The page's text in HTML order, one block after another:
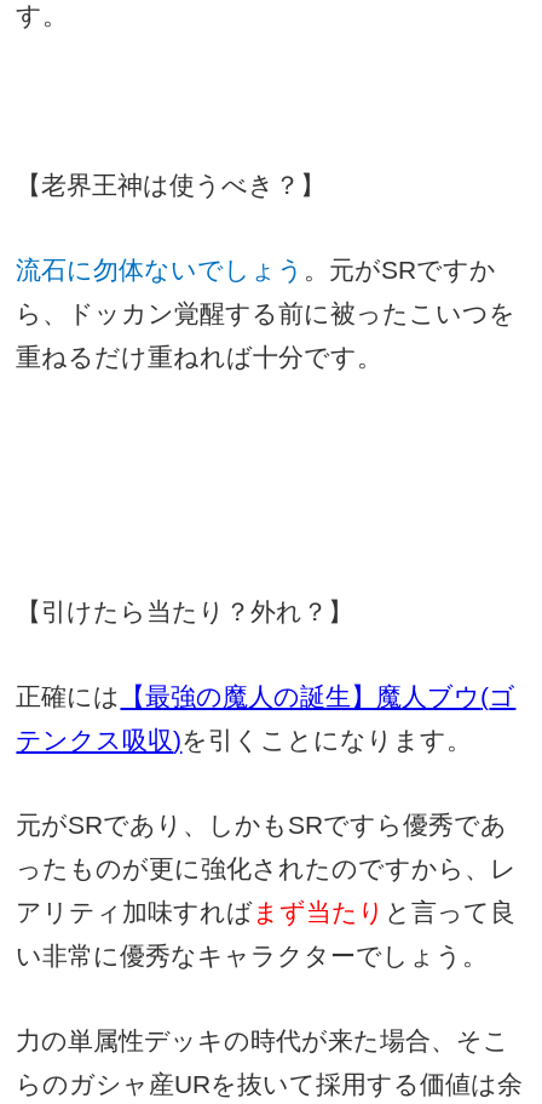
す。
【老界王神は使うべき？】
流石に勿体ないでしょう 。元がSRですか
ら、ドッカン覚醒する前に被ったこいつを
重ねるだけ重ねれば十分です。
【引けたら当たり？外れ？】
正確には 【最強の魔人の誕生】魔人ブウ (ゴ
テンクス吸収)を引くことになります。
元がSRであり、しかも SRですら優秀であ
ったものが更に強化されたのですから、レ
アリティ加味すればまず当たり と言って良
い非常に優秀なキャラクターでしょう。
力の単属性デッキの時代が来た場合、そこ
らのガシャ産URを抜いて採用する価値は余